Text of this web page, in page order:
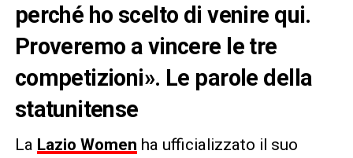
perché ho scelto di venire qui.
Proveremo a vincere le tre
competizioni». Le parole della
statunitense
La Lazio Women ha ufficializzato il suo